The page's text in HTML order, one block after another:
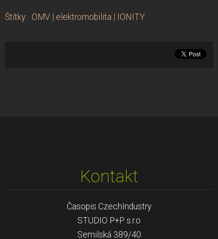
Štítky: OMV | elektromobilita | IONITY
Kontakt
Časopis CzechIndustry
STUDIO P+P s.r.o
Semilská 389/40